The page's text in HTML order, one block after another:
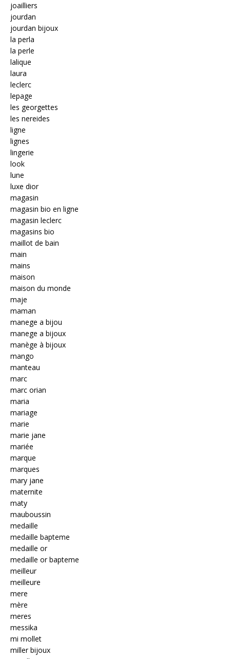
joailliers
jourdan
jourdan bijoux
la perla
la perle
lalique
laura
leclerc
lepage
les georgettes
les nereides
ligne
lignes
lingerie
look
lune
luxe dior
magasin
magasin bio en ligne
magasin leclerc
magasins bio
maillot de bain
main
mains
maison
maison du monde
maje
maman
manege a bijou
manege a bijoux
manège à bijoux
mango
manteau
marc
marc orian
maria
mariage
marie
marie jane
mariée
marque
marques
mary jane
maternite
maty
mauboussin
medaille
medaille bapteme
medaille or
medaille or bapteme
meilleur
meilleure
mere
mère
meres
messika
mi mollet
miller bijoux